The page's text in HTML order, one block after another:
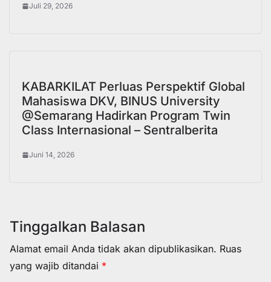
Juli 29, 2026
KABARKILAT Perluas Perspektif Global
Mahasiswa DKV, BINUS University
@Semarang Hadirkan Program Twin
Class Internasional – Sentralberita
Juni 14, 2026
Tinggalkan Balasan
Alamat email Anda tidak akan dipublikasikan. Ruas
yang wajib ditandai *